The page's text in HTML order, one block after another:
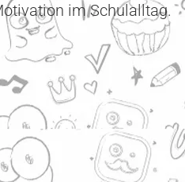
im Schulalltag.